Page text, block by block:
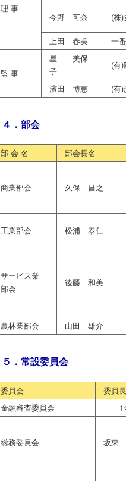
理 事
今野 可奈 (株
上田 春美 一
監 事
星 美保
子
(有
濱田 博恵 (有
４．部会
部 会 名 部会長名
商業部会 久保 昌之
工業部会 松浦 泰仁
サービス業
部会
後藤 和美
農林業部会 山田 雄介
５．常設委員会
委員会
委員
金融審査委員会
1
総務委員会 坂東